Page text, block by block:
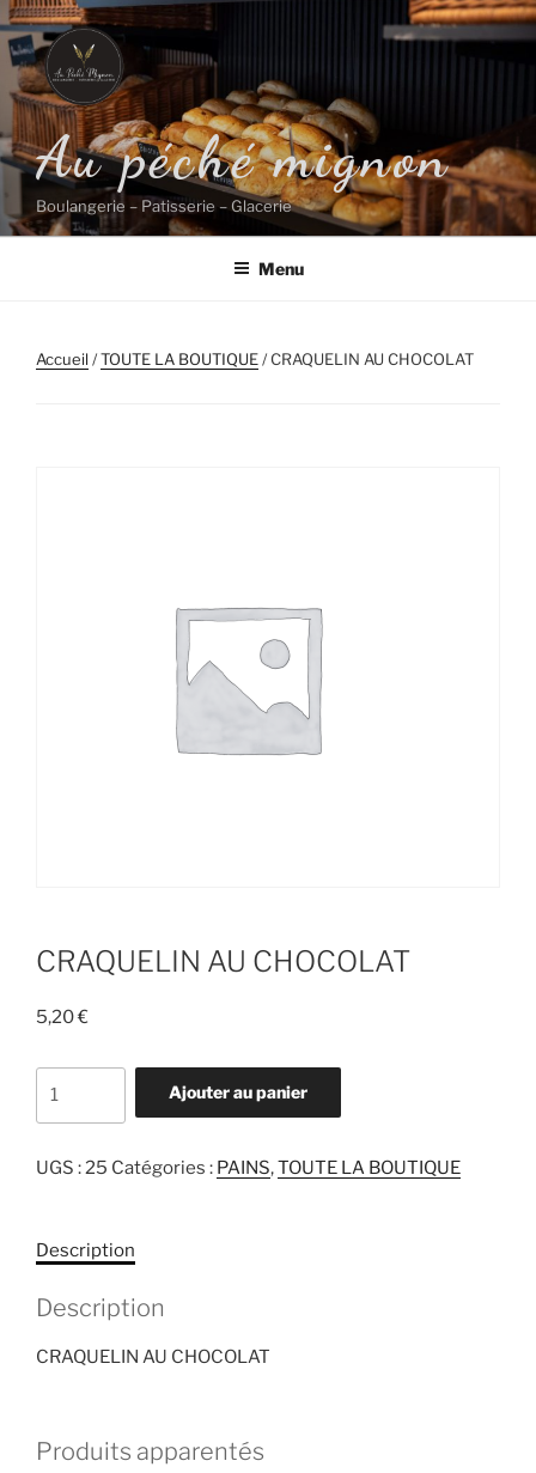
Aller
au
contenu
principal
Au péché mignon
Boulangerie – Patisserie – Glacerie
Menu
Accueil/TOUTE LA BOUTIQUE/ CRAQUELIN AU CHOCOLAT
CRAQUELIN AU CHOCOLAT
5,20€
AU
Ajouter au panier
UGS : 25 Catégories : PAINS,TOUTE LA BOUTIQUE
Description
Description
CRAQUELIN AU CHOCOLAT
Produits apparentés